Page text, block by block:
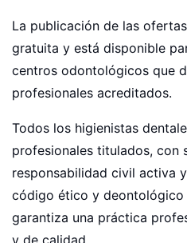
La publicación de las
gratuita y está disponible
centros odontológicos que
profesionales acreditados.
Todos los higienistas
profesionales titulados, con
responsabilidad civil activa
código ético y deontológico
garantiza una práctica